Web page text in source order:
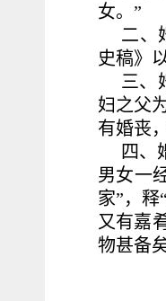
女。”
二、
史稿》
三、
妇之父
有婚丧
四、
男女一
家”，
又有嘉
物甚备